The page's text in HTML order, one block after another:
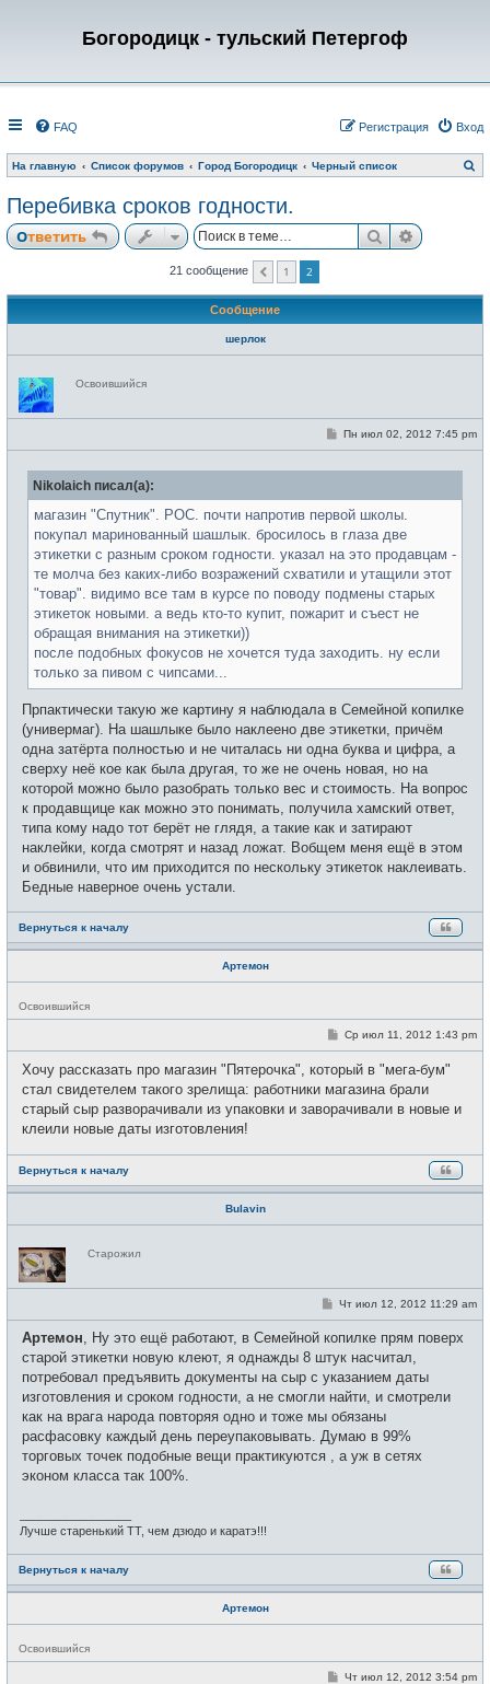
Богородицк - тульский Петергоф
FAQ Вход
Регистрация
На главную Список форумов Город Богородицк Черный список
о
Перебивка сроков годности.
Ответить Поиск
21 сообщение Пред.
1 2
Сообщение
шерлок
Н
е
в
с
и
Освоившийся
С
б
е
н
е
Пн июл 02, 2012 7:45 pm
Nikolaich писал(а):
магазин "Спутник". РОС. почти напротив первой школы.
покупал маринованный шашлык. бросилось в глаза две
этикетки с разным сроком годности. указал на это продавцам -
те молча без каких-либо возражений схватили и утащили этот
"товар". видимо все там в курсе по поводу подмены старых
этикеток новыми. а ведь кто-то купит, пожарит и съест не
обращая внимания на этикетки))
после подобных фокусов не хочется туда заходить. ну если
только за пивом с чипсами...
Прпактически такую же картину я наблюдала в Семейной копилке
(универмаг). На шашлыке было наклеено две этикетки, причём
одна затёрта полностью и не читалась ни одна буква и цифра, а
сверху неё кое как была другая, то же не очень новая, но на
которой можно было разобрать только вес и стоимость. На вопрос
к продавщице как можно это понимать, получила хамский ответ,
типа кому надо тот берёт не глядя, а такие как и затирают
наклейки, когда смотрят и назад ложат. Вобщем меня ещё в этом
и обвинили, что им приходится по нескольку этикеток наклеивать.
Бедные наверное очень устали.
Вернуться к началу
Артемон
Н
е
е
т
Освоившийся
С
б
щ
н
Ср июл 11, 2012 1:43 pm
Хочу рассказать про магазин "Пятерочка", который в "мега-бум"
стал свидетелем такого зрелища: работники магазина брали
старый сыр разворачивали из упаковки и заворачивали в новые и
клеили новые даты изготовления!
Вернуться к началу
Bulavin
Н
е
в
с
и
Старожил
С
б
щ
е
н
и
Чт июл 12, 2012 11:29 am
Артемон, Ну это ещё работают, в Семейной копилке прям поверх
старой этикетки новую клеют, я однажды 8 штук насчитал,
потребовал предъявить документы на сыр с указанием даты
изготовления и сроком годности, а не смогли найти, и смотрели
как на врага народа повторяя одно и тоже мы обязаны
расфасовку каждый день переупаковывать. Думаю в 99%
торговых точек подобные вещи практикуются , а уж в сетях
эконом класса так 100%.
Лучше старенький ТТ, чем дзюдо и каратэ!!!
Вернуться к началу
Артемон
Н
Освоившийся
СЧт июл 12, 2012 3:54 pm